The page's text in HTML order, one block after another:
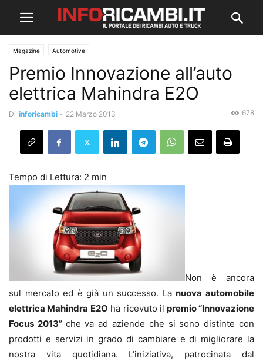
Magazine Automotive
Premio Innovazione all’auto
elettrica Mahindra E2O
Di inforicambi - 22 Marzo 2013 678
Non è ancora
sul mercato ed è già un successo. Lanuova automobile
elettrica Mahindra E2O ha ricevuto il premio “Innovazione
Focus 2013” che va ad aziende che si sono distinte con
prodotti e servizi in grado di cambiare e di migliorare la
nostra vita quotidiana. L’iniziativa, patrocinata dal